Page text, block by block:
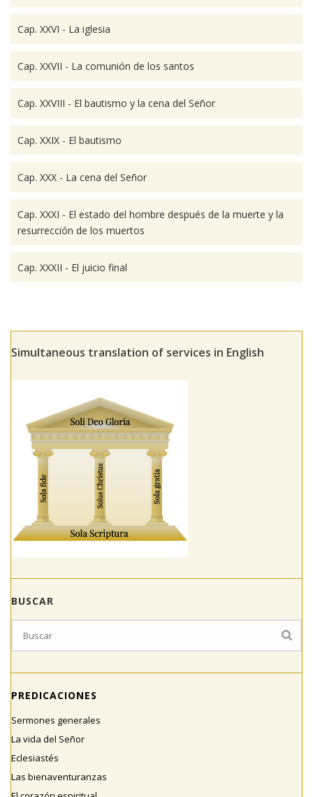
Cap. XXVI - La iglesia
Cap. XXVII - La comunión de los santos
Cap. XXVIII - El bautismo y la cena del Señor
Cap. XXIX - El bautismo
Cap. XXX - La cena del Señor
Cap. XXXI - El estado del hombre después de la muerte y la
resurrección de los muertos
Cap. XXXII - El juicio final
Simultaneous translation of services in English
BUSCAR
PREDICACIONES
Sermones generales
La vida del Señor
Eclesiastés
Las bienaventuranzas